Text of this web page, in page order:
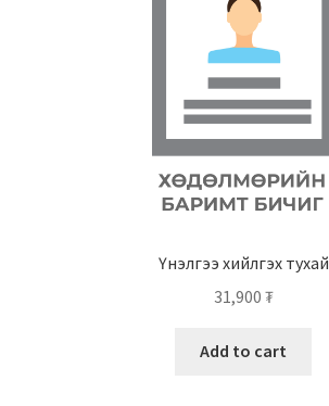
Үнэлгээ хийлгэх тухай
31,900 ₮
Add to cart